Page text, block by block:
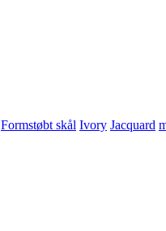
Formstøbt skål Ivory Jacquard